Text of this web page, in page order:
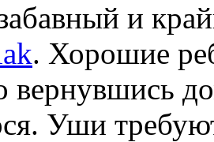
и
. Хорошие
вернувшись
Уши